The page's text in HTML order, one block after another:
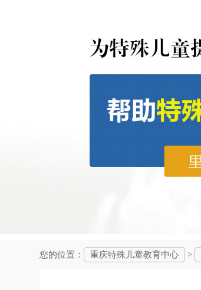
您的位置： 重庆特殊儿童教育中心 >